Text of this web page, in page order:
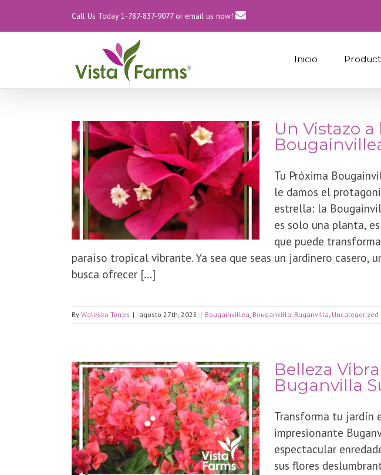
Call Us Today 1-787-837-9077 or email us now!
Inicio
​Un Vistazo
Tu Próxima
le damos el
estrella: la
es solo una planta,
que puede
paraíso tropical vibrante. Ya sea que seas un jardinero casero,
busca ofrecer [...]
By Waleska Torres | agosto 27th, 2025 | Bougainvillea, Bouganvilla, Buganvilla, Uncategorized
Belleza
Buganvilla
Transforma tu jardín
impresionante
espectacular
sus flores